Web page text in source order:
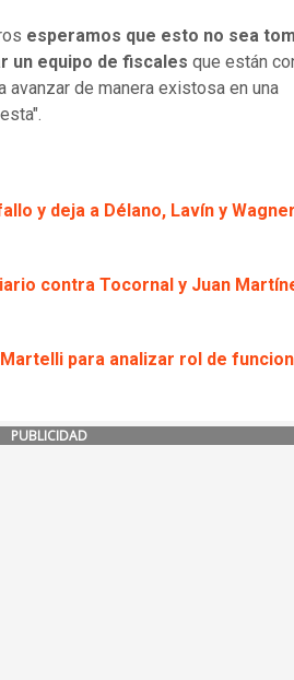
esperamos que esto no sea
un equipo de fiscales que están
de manera existosa en una
y deja a Délano, Lavín y
contra Tocornal y Juan
para analizar rol de
PUBLICIDAD